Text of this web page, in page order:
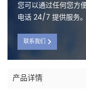
您可以通过任何您方
电话 24/7 提供服务。
联系我们
产品详情